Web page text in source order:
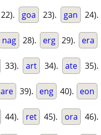
22). goa 23). gan 24).
nag 28). erg 29). era
33). art 34). ate 35).
are 39). eng 40). eon
44). ret 45). ora 46).